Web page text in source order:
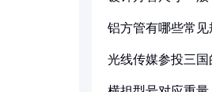
铝方管有哪些常见
光线传媒参投三